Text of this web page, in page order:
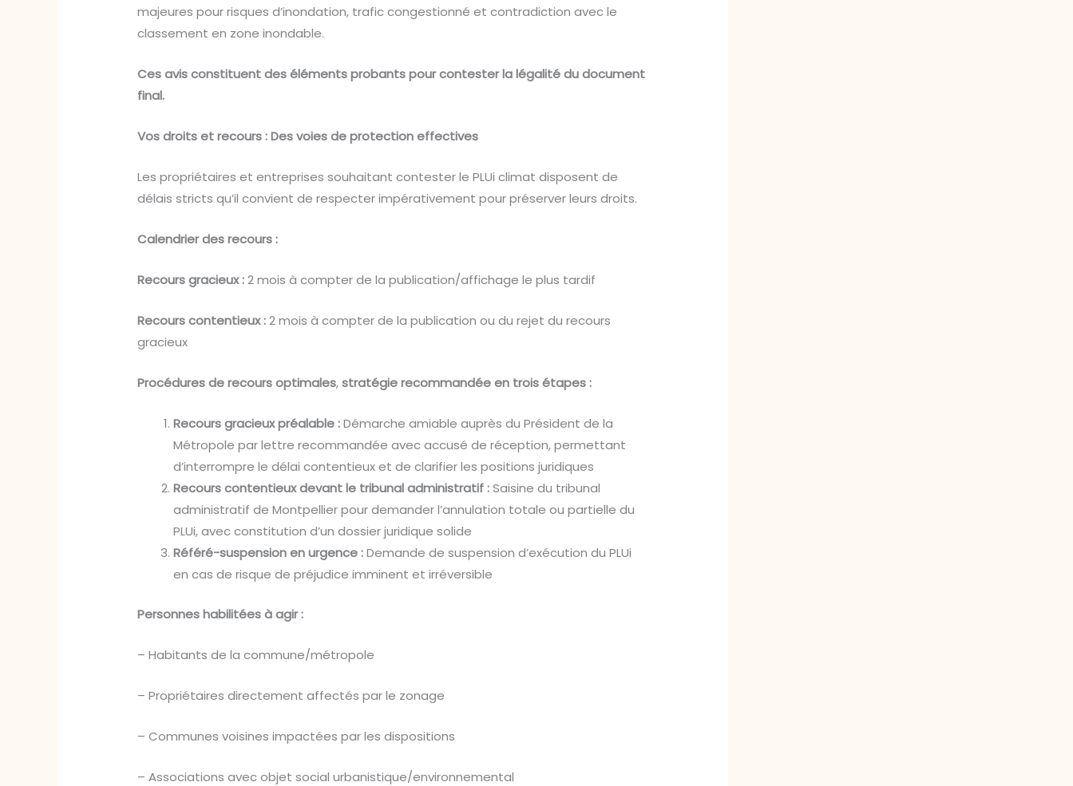
majeures pour risques d’inondation, trafic congestionné et contradiction avec le
classement en zone inondable.
Ces avis constituent des éléments probants pour contester la légalité du document
final.
Vos droits et recours : Des voies de protection effectives
Les propriétaires et entreprises souhaitant contester le PLUi climat disposent de
délais stricts qu’il convient de respecter impérativement pour préserver leurs droits.
Calendrier des recours :
Recours gracieux :2 mois à compter de la publication/affichage le plus tardif
Recours contentieux :2 mois à compter de la publication ou du rejet du recours
gracieux
Procédures de recours optimales,stratégie recommandée en trois étapes :
Recours gracieux préalable :Démarche amiable auprès du Président de la
Métropole par lettre recommandée avec accusé de réception, permettant
d’interrompre le délai contentieux et de clarifier les positions juridiques
Recours contentieux devant le tribunal administratif :Saisine du tribunal
administratif de Montpellier pour demander l’annulation totale ou partielle du
PLUi, avec constitution d’un dossier juridique solide
Référé-suspension en urgence :Demande de suspension d’exécution du PLUi
en cas de risque de préjudice imminent et irréversible
Personnes habilitées à agir :
– Habitants de la commune/métropole
– Propriétaires directement affectés par le zonage
– Communes voisines impactées par les dispositions
– Associations avec objet social urbanistique/environnemental